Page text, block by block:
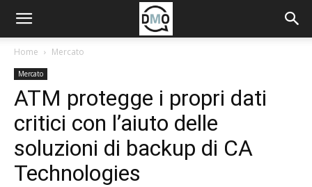
Home Mercato
Mercato
ATM protegge i propri dati
critici con l’aiuto delle
soluzioni di backup di CA
Technologies